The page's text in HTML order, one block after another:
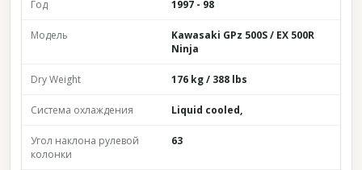
Год 1997 - 98
Модель
Kawasaki GPz 500S / EX 500R
Ninja
Dry Weight 176 kg / 388 lbs
Система охлаждения Liquid cooled,
Угол наклона рулевой
колонки
63